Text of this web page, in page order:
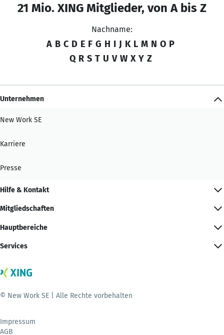
21 Mio. XING Mitglieder, von A bis Z
Nachname:
A B C D E F G H I J K L M N O P
Q R S T U V W X Y Z
Unternehmen
New Work SE
Karriere
Presse
Hilfe & Kontakt
Mitgliedschaften
Hauptbereiche
Services
© New Work SE | Alle Rechte vorbehalten
Impressum
AGB